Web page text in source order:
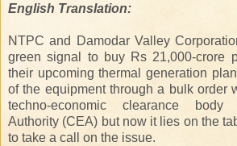
English Translation:
NTPC and Damodar Valley
green signal to buy Rs 21,000-crore
their upcoming thermal generation
of the equipment through a bulk order
techno-economic clearance body
Authority (CEA) but now it lies on the
to take a call on the issue.